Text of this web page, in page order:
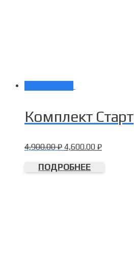
Комплект Старт
4,900.00₽ 4,600.00 ₽
ПОДРОБНЕЕ